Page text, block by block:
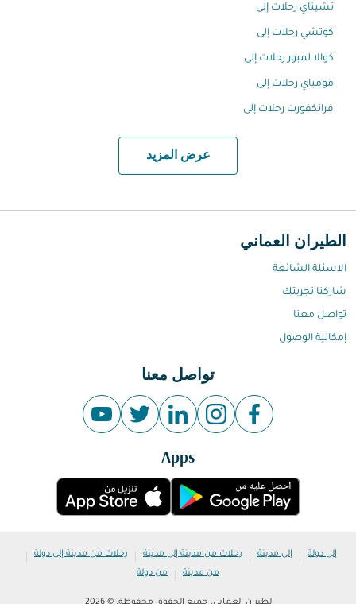
تشيناي رحلات إلى
كوتشي رحلات إلى
كوالا لمبور رحلات إلى
مومباي رحلات إلى
فرانكفورت رحلات إلى
عرض المزيد
الطيران العماني
الاسئلة الشائعة
شاركنا تجربتك
تواصل معنا
إمكانية الوصول
تواصل معنا
Apps
إلى دولة | إلى مدينة | رحلات من مدينة إلى مدينة | رحلات من مدينة إلى دولة |
من مدينة | من دولة